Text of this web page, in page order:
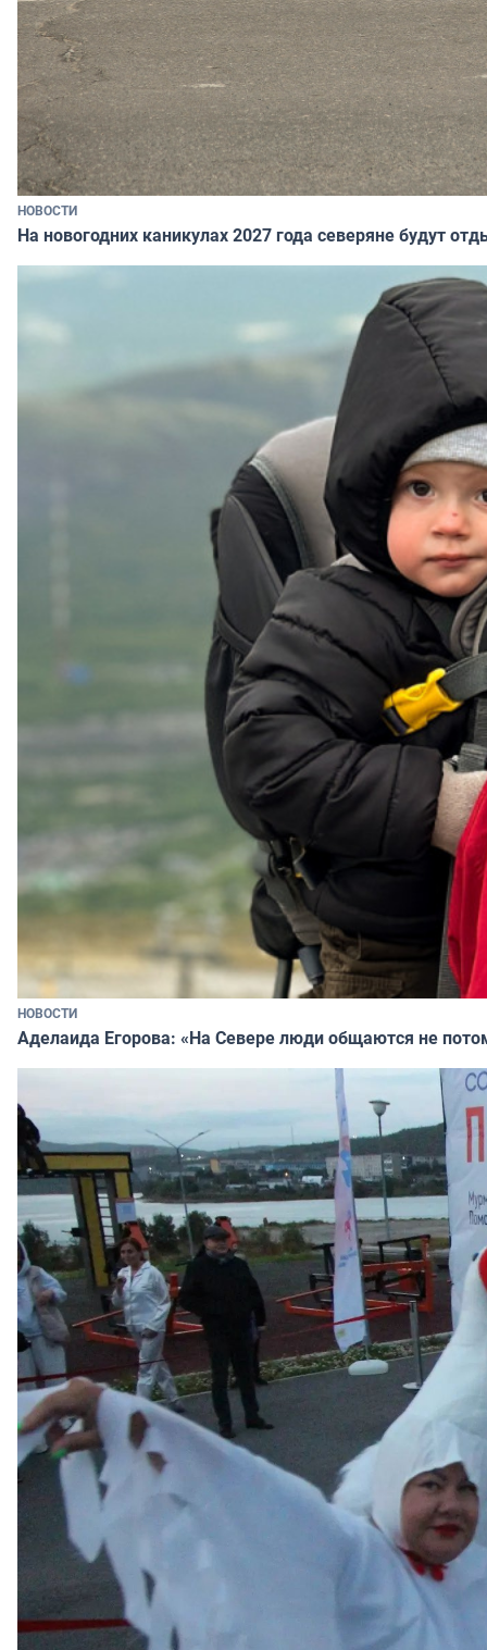
НОВОСТИ
На новогодних каникулах 2027 года северяне будут
НОВОСТИ
Аделаида Егорова: «На Севере люди общаются не